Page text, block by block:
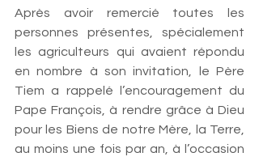
Après avoir remercié toutes les
personnes présentes, spécialement
les agriculteurs qui avaient répondu
en nombre à son invitation, le Père
Tiem a rappelé l’encouragement du
Pape François, à rendre grâce à Dieu
pour les Biens de notre Mère, la Terre,
au moins une fois par an, à l’occasion